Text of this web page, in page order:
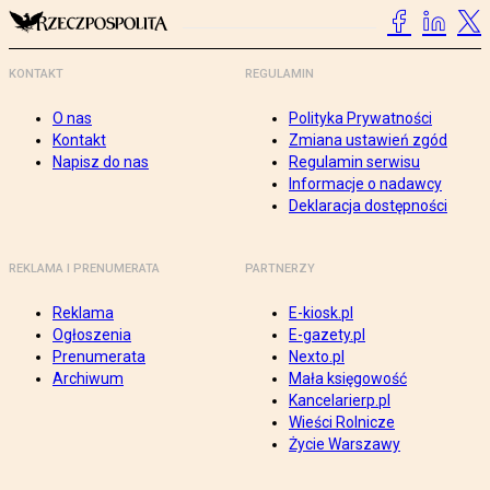
KONTAKT
O nas
Kontakt
Napisz do nas
REGULAMIN
Polityka Prywatności
Zmiana ustawień zgód
Regulamin serwisu
Informacje o nadawcy
Deklaracja dostępności
REKLAMA I PRENUMERATA
Reklama
Ogłoszenia
Prenumerata
Archiwum
PARTNERZY
E-kiosk.pl
E-gazety.pl
Nexto.pl
Mała księgowość
Kancelarierp.pl
Wieści Rolnicze
Życie Warszawy